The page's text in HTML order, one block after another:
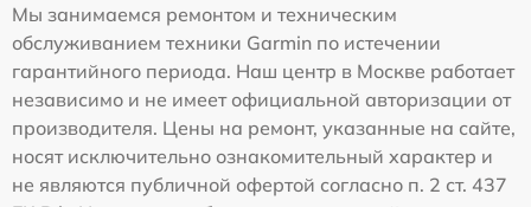
Мы занимаемся ремонтом и техническим
обслуживанием техники Garmin по истечении
гарантийного периода. Наш центр в Москве работает
независимо и не имеет официальной авторизации от
производителя. Цены на ремонт, указанные на сайте,
носят исключительно ознакомительный характер и
не являются публичной офертой согласно п. 2 ст. 437